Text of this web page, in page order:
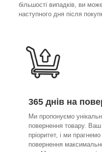
більшості випадків, ви
наступного дня після
365 днів на
Ми пропонуємо
повернення товару. Ваш
пріоритет, і ми
повернення